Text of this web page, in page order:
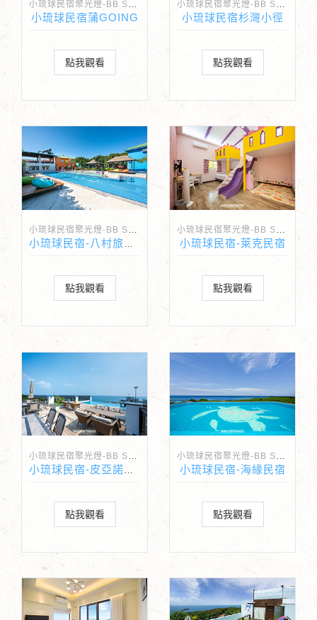
小琉球民宿蒲GOING
點我觀看
小琉球民宿杉灣小徑
點我觀看
小琉球民宿聚光燈-BB Spotlight
小琉球民宿-八村旅店villa
點我觀看
小琉球民宿聚光燈-BB Spotlight
小琉球民宿-萊克民宿
點我觀看
點我觀看
小琉球民宿-海緣民宿
點我觀看